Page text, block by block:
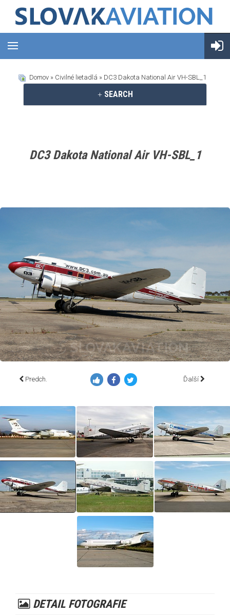
Domov » Civilné lietadlá » DC3 Dakota National Air VH-SBL_1
SEARCH
DC3 Dakota National Air VH-SBL_1
Predch. Ďalší
DETAIL FOTOGRAFIE